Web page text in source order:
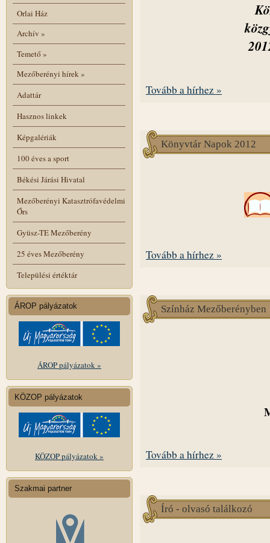
Orlai Ház
Archív »
Temető»
Mezőberényi hírek»
Adattár
Hasznos linkek
Képgalériák
100 éves a sport
Békési Járási Hivatal
Mezőberényi Katasztrófavédelmi
Őrs
Gyüsz-TE Mezőberény
25 éves Mezőberény
Települési értéktár
ÁROP pályázatok
ÁROP pályázatok »
KÖZOP pályázatok
KÖZOP pályázatok »
Szakmai partner
Tovább a hírhez »
Könyvtár Napok 2012
Tovább a hírhez »
Színház Mezőberényben
Tovább a hírhez »
Író - olvasó találkozó